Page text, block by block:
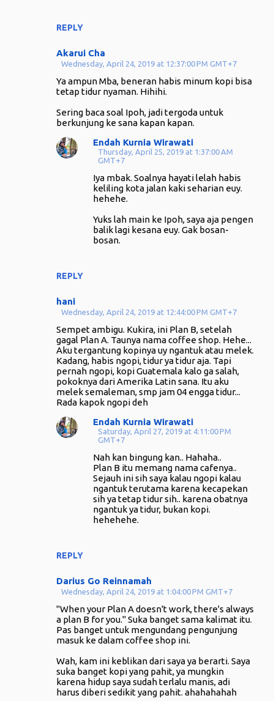
REPLY
Akarui Cha
Wednesday, April 24, 2019 at 12:37:00 PM GMT+7
Ya ampun Mba, beneran habis minum kopi bisa
tetap tidur nyaman. Hihihi.
Sering baca soal Ipoh, jadi tergoda untuk
berkunjung ke sana kapan kapan.
REPLY
Endah Kurnia Wirawati
Thursday, April 25, 2019 at 1:37:00 AM
GMT+7
Iya mbak. Soalnya hayati lelah habis
keliling kota jalan kaki seharian euy.
hehehe.
Yuks lah main ke Ipoh, saya aja pengen
balik lagi kesana euy. Gak bosan-
bosan.
hani
Wednesday, April 24, 2019 at 12:44:00 PM GMT+7
Sempet ambigu. Kukira, ini Plan B, setelah
gagal Plan A. Taunya nama coffee shop. Hehe...
Aku tergantung kopinya uy ngantuk atau melek.
Kadang, habis ngopi, tidur ya tidur aja. Tapi
pernah ngopi, kopi Guatemala kalo ga salah,
pokoknya dari Amerika Latin sana. Itu aku
melek semaleman, smp jam 04 engga tidur...
Rada kapok ngopi deh
REPLY
Endah Kurnia Wirawati
Saturday, April 27, 2019 at 4:11:00 PM
GMT+7
Nah kan bingung kan.. Hahaha..
Plan B itu memang nama cafenya..
Sejauh ini sih saya kalau ngopi kalau
ngantuk terutama karena kecapekan
sih ya tetap tidur sih.. karena obatnya
ngantuk ya tidur, bukan kopi.
hehehehe.
Darius Go Reinnamah
Wednesday, April 24, 2019 at 1:04:00 PM GMT+7
"When your Plan A doesn't work, there's always
a plan B for you." Suka banget sama kalimat itu.
Pas banget untuk mengundang pengunjung
masuk ke dalam coffee shop ini.
Wah, kam ini keblikan dari saya ya berarti. Saya
suka banget kopi yang pahit, ya mungkin
karena hidup saya sudah terlalu manis, adi
harus diberi sedikit yang pahit. ahahahahah